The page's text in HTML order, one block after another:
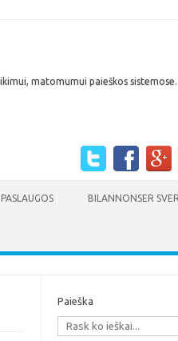
matomumui paieškos
BILANNONSER
Paieška